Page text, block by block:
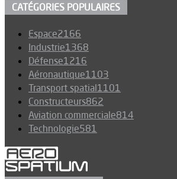
CATÉGORIES POPULAIRES
Espace2166
Industrie1368
Défense1216
Aéronautique1103
Transport spatial1101
Constructeurs862
Aviation commerciale814
Technologie581